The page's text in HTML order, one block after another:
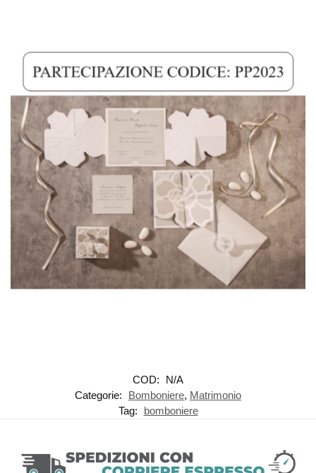
COD:
N/A
Categorie:
Bomboniere, Matrimonio
Tag:
bomboniere